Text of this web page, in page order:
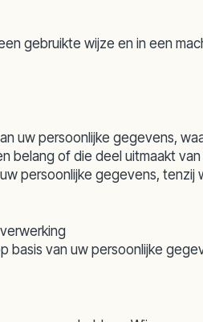
gebruikte wijze en in een
uw persoonlijke gegevens,
belang of die deel uitmaakt
persoonlijke gegevens, tenzij
basis van uw persoonlijke